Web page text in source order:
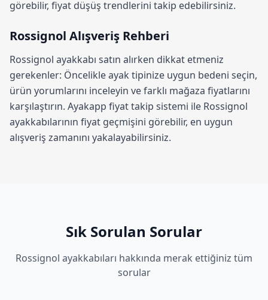
görebilir, fiyat düşüş trendlerini takip edebilirsiniz.
Rossignol Alışveriş Rehberi
Rossignol ayakkabı satın alırken dikkat etmeniz
gerekenler: Öncelikle ayak tipinize uygun bedeni seçin,
ürün yorumlarını inceleyin ve farklı mağaza fiyatlarını
karşılaştırın. Ayakapp fiyat takip sistemi ile Rossignol
ayakkabılarının fiyat geçmişini görebilir, en uygun
alışveriş zamanını yakalayabilirsiniz.
Sık Sorulan Sorular
Rossignol ayakkabıları hakkında merak ettiğiniz tüm
sorular